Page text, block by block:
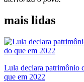
mais lidas
Lula declara patrimônio
que em 2022